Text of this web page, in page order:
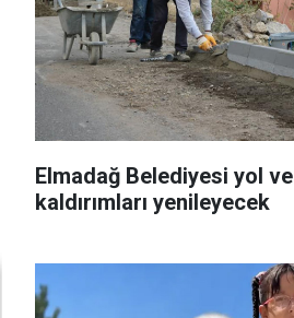
Elmadağ Belediyesi yol ve
kaldırımları yenileyecek